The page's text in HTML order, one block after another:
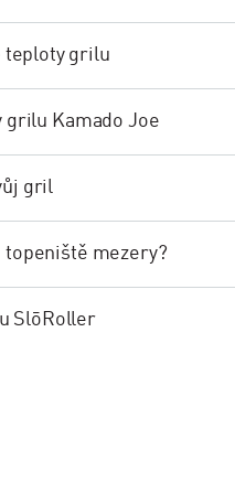
teploty grilu
grilu Kamado Joe
gril
topeniště mezery?
SlōRoller